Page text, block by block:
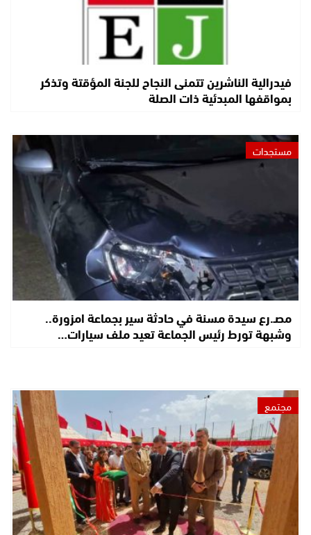
فيدرالية الناشرين تتمنى النجاح للجنة المؤقتة وتذكر
بمواقفها المبدئية ذات الصلة
مستجدات
مصـ.رع سيدة مسنة في حادثة سير بجماعة امزورة..
وشبهة تورط رئيس الجماعة تعيد ملف سيارات…
مجتمع